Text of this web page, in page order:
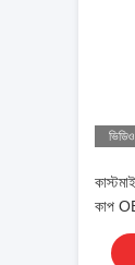
ভিডিও
কাপ